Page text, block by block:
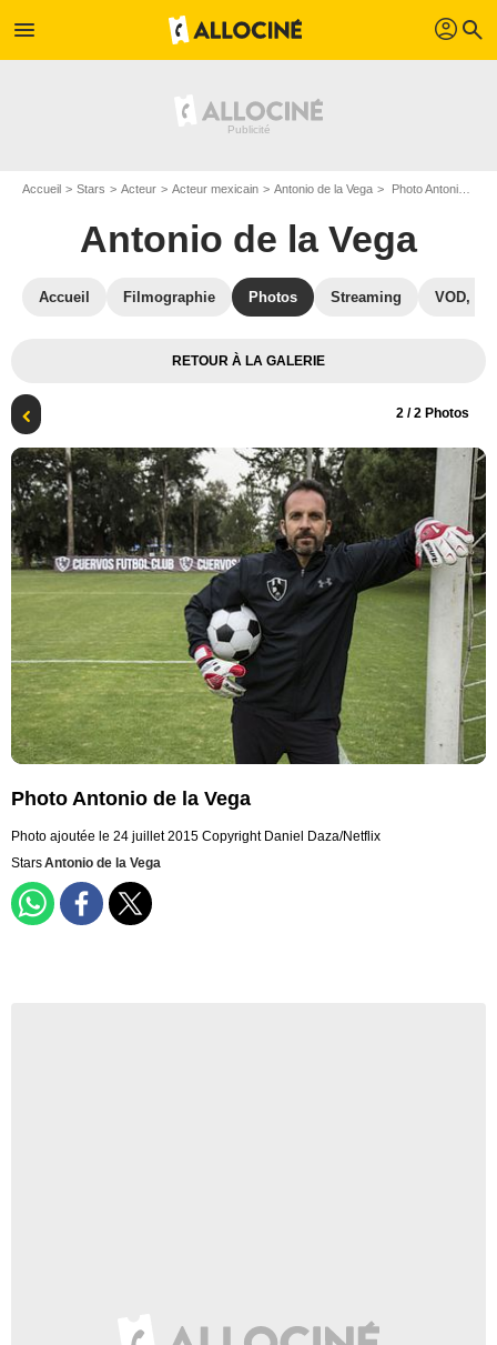
menu profil search
Accueil Stars Acteur Acteur mexicain Antonio de la Vega Photo Antonio de la Vega
Antonio de la Vega
Accueil Filmographie Photos Streaming VOD,
RETOUR À LA GALERIE
2 / 2 Photos
Photo Antonio de la Vega
Photo ajoutée le 24 juillet 2015 Copyright Daniel Daza/Netflix
StarsAntonio de la Vega